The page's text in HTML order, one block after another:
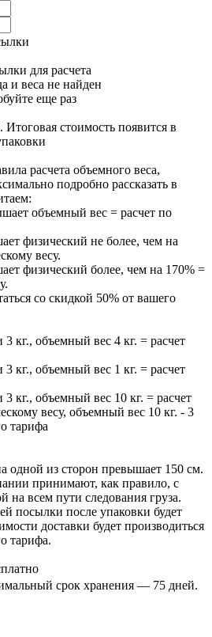
для расчета
и веса не найден
еще раз
стоимость появится в
расчета объемного веса,
подробно рассказать в
объемный вес = расчет по
физический не более, чем на
весу.
физический более, чем на 170% =
со скидкой 50% от вашего
кг., объемный вес 4 кг. = расчет
кг., объемный вес 1 кг. = расчет
кг., объемный вес 10 кг. = расчет
весу, объемный вес 10 кг. - 3
тарифа
одной из сторон превышает 150 см.
принимают, как правило, с
на всем пути следования груза.
посылки после упаковки будет
доставки будет производиться
тарифа.
срок хранения — 75 дней.